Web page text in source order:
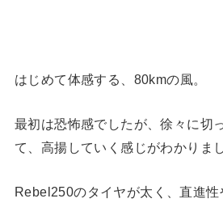
はじめて体感する、80kmの風。
最初は恐怖感でしたが、徐々に切
て、高揚していく感じがわかりま
Rebel250のタイヤが太く、直進